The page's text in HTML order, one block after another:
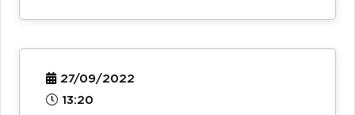
27/09/2022
13:20